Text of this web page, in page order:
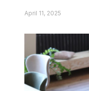
April 11, 2025